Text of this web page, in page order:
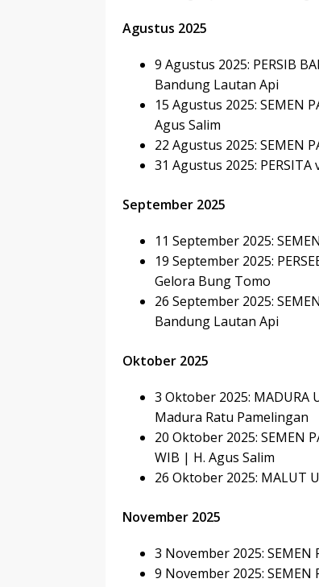
Agustus 2025
9 Agustus 2025: PERSIB
Bandung Lautan Api
15 Agustus 2025: SEMEN
Agus Salim
22 Agustus 2025: SEMEN
31 Agustus 2025:
September 2025
11 September 2025:
19 September 2025:
Gelora Bung Tomo
26 September 2025:
Bandung Lautan Api
Oktober 2025
3 Oktober 2025: MADURA
Madura Ratu Pamelingan
20 Oktober 2025: SEMEN
WIB | H. Agus Salim
26 Oktober 2025: MALUT
November 2025
3 November 2025: SEMEN
9 November 2025: SEMEN